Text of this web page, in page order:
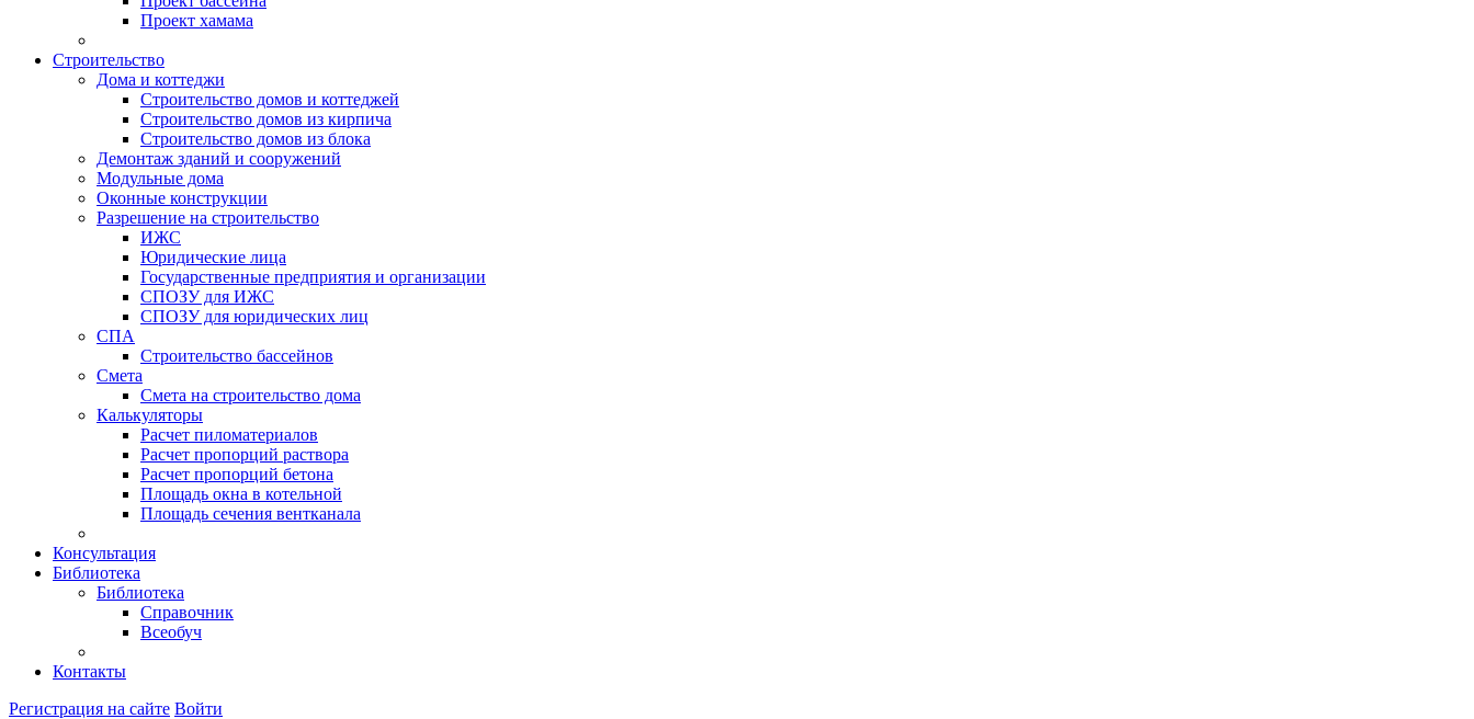
Проект хамама
Строительство
Дома и коттеджи
Строительство домов и коттеджей
Строительство домов из кирпича
Строительство домов из блока
Демонтаж зданий и сооружений
Модульные дома
Оконные конструкции
Разрешение на строительство
ИЖС
Юридические лица
Государственные предприятия и организации
СПОЗУ для ИЖС
СПОЗУ для юридических лиц
СПА
Строительство бассейнов
Смета
Смета на строительство дома
Калькуляторы
Расчет пиломатериалов
Расчет пропорций раствора
Расчет пропорций бетона
Площадь окна в котельной
Площадь сечения вентканала
Консультация
Библиотека
Библиотека
Справочник
Всеобуч
Контакты
Регистрация на сайте Войти